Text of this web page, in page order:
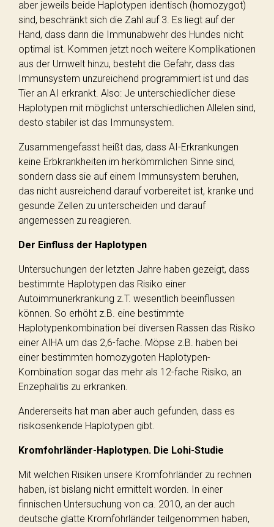
aber jeweils beide Haplotypen identisch (homozygot)
sind, beschränkt sich die Zahl auf 3. Es liegt auf der
Hand, dass dann die Immunabwehr des Hundes nicht
optimal ist. Kommen jetzt noch weitere Komplikationen
aus der Umwelt hinzu, besteht die Gefahr, dass das
Immunsystem unzureichend programmiert ist und das
Tier an AI erkrankt. Also: Je unterschiedlicher diese
Haplotypen mit möglichst unterschiedlichen Allelen sind,
desto stabiler ist das Immunsystem.
Zusammengefasst heißt das, dass AI-Erkrankungen
keine Erbkrankheiten im herkömmlichen Sinne sind,
sondern dass sie auf einem Immunsystem beruhen,
das nicht ausreichend darauf vorbereitet ist, kranke und
gesunde Zellen zu unterscheiden und darauf
angemessen zu reagieren.
Der Einfluss der Haplotypen
Untersuchungen der letzten Jahre haben gezeigt, dass
bestimmte Haplotypen das Risiko einer
Autoimmunerkrankung z.T. wesentlich beeinflussen
können. So erhöht z.B. eine bestimmte
Haplotypenkombination bei diversen Rassen das Risiko
einer AIHA um das 2,6-fache. Möpse z.B. haben bei
einer bestimmten homozygoten Haplotypen-
Kombination sogar das mehr als 12-fache Risiko, an
Enzephalitis zu erkranken.
Andererseits hat man aber auch gefunden, dass es
risikosenkende Haplotypen gibt.
Kromfohrländer-Haplotypen. Die Lohi-Studie
Mit welchen Risiken unsere Kromfohrländer zu rechnen
haben, ist bislang nicht ermittelt worden. In einer
finnischen Untersuchung von ca. 2010, an der auch
deutsche glatte Kromfohrländer teilgenommen haben,